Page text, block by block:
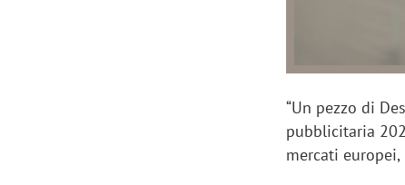
“Un pezzo di
pubblicitaria
mercati